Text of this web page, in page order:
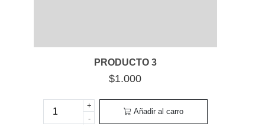
PRODUCTO 3
$1.000
+
-
Añadir al carro